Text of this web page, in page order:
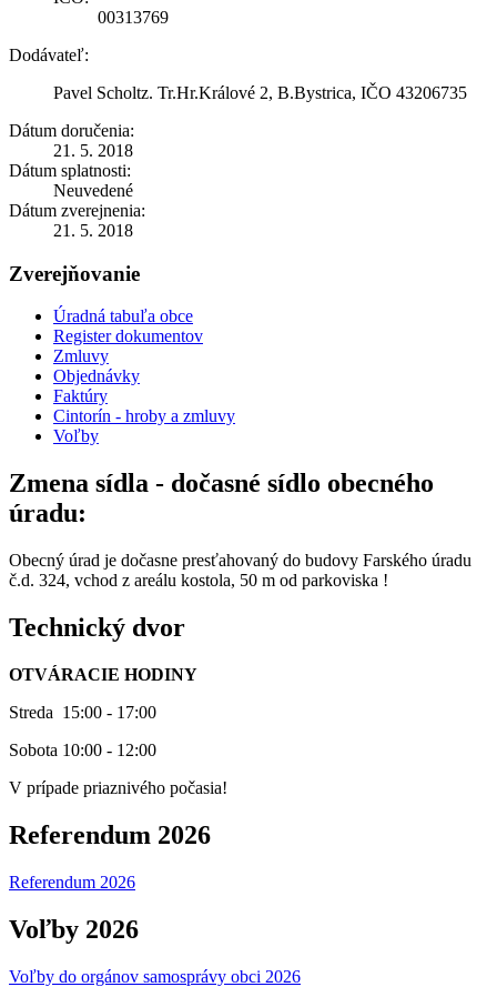
00313769
Dodávateľ:
Pavel Scholtz. Tr.Hr.Králové 2, B.Bystrica, IČO 43206735
Dátum doručenia:
21. 5. 2018
Dátum splatnosti:
Neuvedené
Dátum zverejnenia:
21. 5. 2018
Zverejňovanie
Úradná tabuľa obce
Register dokumentov
Zmluvy
Objednávky
Faktúry
Cintorín - hroby a zmluvy
Voľby
Zmena sídla - dočasné sídlo obecného
úradu:
Obecný úrad je dočasne presťahovaný do budovy Farského úradu
č.d. 324, vchod z areálu kostola, 50 m od parkoviska !
Technický dvor
OTVÁRACIE HODINY
Streda 15:00 - 17:00
Sobota 10:00 - 12:00
V prípade priaznivého počasia!
Referendum 2026
Referendum 2026
Voľby 2026
Voľby do orgánov samosprávy obci 2026